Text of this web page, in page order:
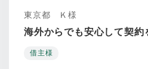
東京都 Ｋ様
海外からでも安心して契約
借主様